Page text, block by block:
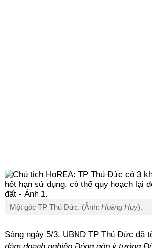
Một góc TP Thủ Đức. (Ảnh: Hoàng Huy).
Sáng ngày 5/3, UBND TP Thủ Đức đã